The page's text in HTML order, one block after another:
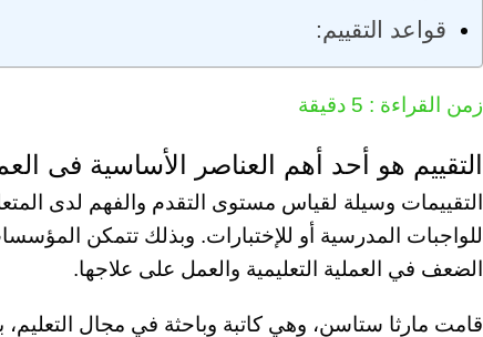
قواعد التقييم:
زمن القراءة : 5 دقيقة
التقييم هو أحد أهم العناصر الأساسية فى
التقييمات وسيلة لقياس مستوى التقدم والفهم لدى
للواجبات المدرسية أو للإختبارات. وبذلك تتمكن
الضعف في العملية التعليمية والعمل على علاجها.
قامت مارثا ستاسن، وهي كاتبة وباحثة في مجال التعليم،